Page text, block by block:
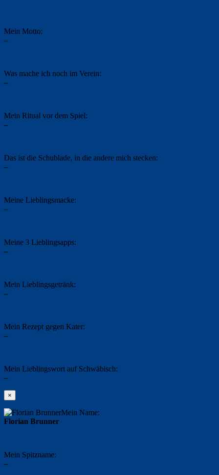
Mein Motto:
–
Was mache ich noch im Verein:
–
Mein Ritual vor dem Spiel:
–
Das ist die Schublade, in die andere mich stecken:
–
Meine Lieblingsmacke:
–
Meine 3 Lieblingsapps:
–
Mein Lieblingsgetränk:
–
Mein Rezept gegen Kater:
–
Mein Lieblingswort auf Schwäbisch:
–
×
Mein Name:
Florian Brunner
Mein Spitzname:
–